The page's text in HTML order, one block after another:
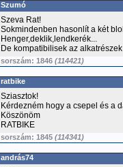
Szumó
Szeva Rat!
Sokmindenben hasonlít a két
Henger,deklik,lendkerék...
De kompatibilisek az
sorszám: 1846 (114421)
ratbike
Sziasztok!
Kérdezném hogy a csepel és a
Köszönöm
RATBIKE
sorszám: 1845 (114341)
andrás74